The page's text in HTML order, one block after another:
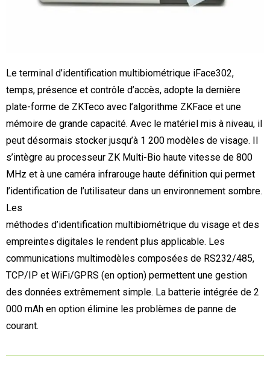
Le terminal d’identification multibiométrique iFace302,
temps, présence et contrôle d’accès, adopte la dernière
plate-forme de ZKTeco avec l’algorithme ZKFace et une
mémoire de grande capacité. Avec le matériel mis à niveau, il
peut désormais stocker jusqu’à 1 200 modèles de visage. Il
s’intègre au processeur ZK Multi-Bio haute vitesse de 800
MHz et à une caméra infrarouge haute définition qui permet
l’identification de l’utilisateur dans un environnement sombre.
Les
méthodes d’identification multibiométrique du visage et des
empreintes digitales le rendent plus applicable. Les
communications multimodèles composées de RS232/485,
TCP/IP et WiFi/GPRS (en option) permettent une gestion
des données extrêmement simple. La batterie intégrée de 2
000 mAh en option élimine les problèmes de panne de
courant.